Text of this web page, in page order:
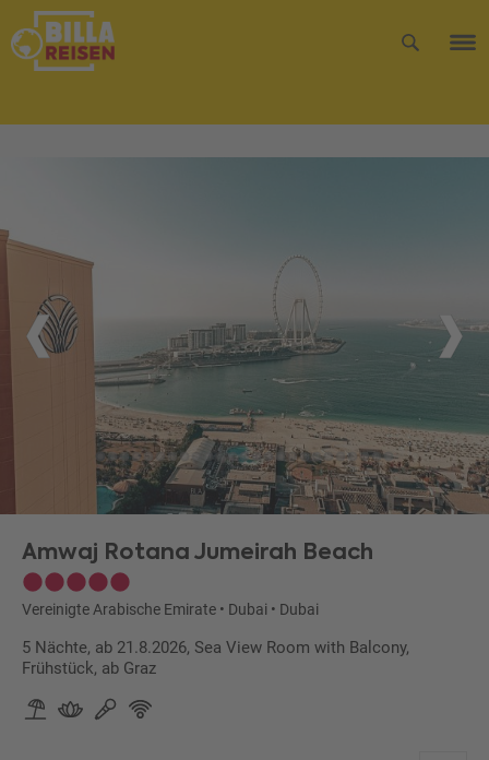
Amwaj Rotana Jumeirah Beach
Vereinigte Arabische Emirate • Dubai • Dubai
5 Nächte, ab 21.8.2026, Sea View Room with Balcony,
Frühstück, ab Graz